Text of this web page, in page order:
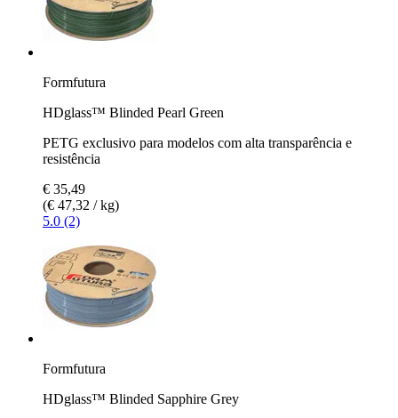
Formfutura
HDglass™ Blinded Pearl Green
PETG exclusivo para modelos com alta transparência e
resistência
€ 35,49
(€ 47,32 / kg)
5.0 (2)
Formfutura
HDglass™ Blinded Sapphire Grey